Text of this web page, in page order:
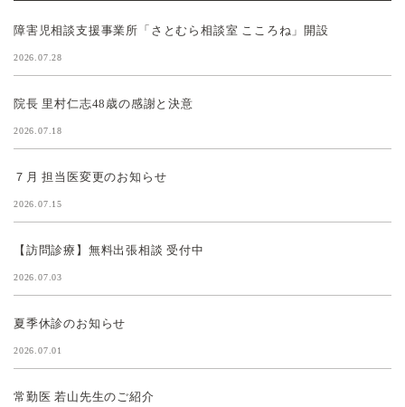
障害児相談支援事業所「さとむら相談室 こころね」開設
2026.07.28
院長 里村仁志48歳の感謝と決意
2026.07.18
７月 担当医変更のお知らせ
2026.07.15
【訪問診療】無料出張相談 受付中
2026.07.03
夏季休診のお知らせ
2026.07.01
常勤医 若山先生のご紹介